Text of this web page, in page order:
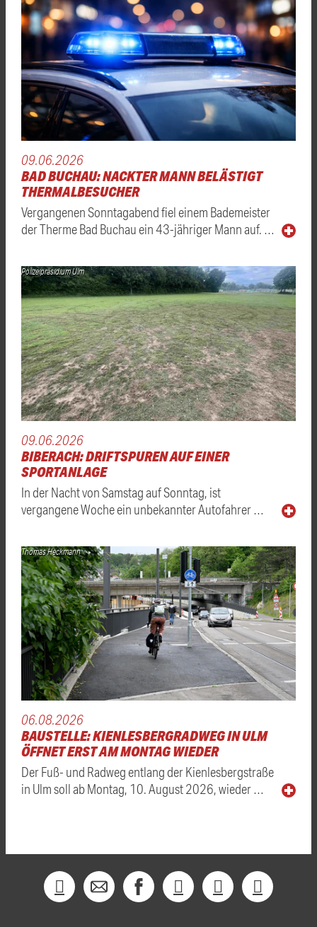
09.06.2026
BAD BUCHAU: NACKTER MANN BELÄSTIGT
THERMALBESUCHER
Vergangenen Sonntagabend fiel einem Bademeister
der Therme Bad Buchau ein 43-jähriger Mann auf. …
Polizeipräsidium Ulm
09.06.2026
BIBERACH: DRIFTSPUREN AUF EINER
SPORTANLAGE
In der Nacht von Samstag auf Sonntag, ist
vergangene Woche ein unbekannter Autofahrer …
Thomas Heckmann
06.08.2026
BAUSTELLE: KIENLESBERGRADWEG IN ULM
ÖFFNET ERST AM MONTAG WIEDER
Der Fuß- und Radweg entlang der Kienlesbergstraße
in Ulm soll ab Montag, 10. August 2026, wieder …